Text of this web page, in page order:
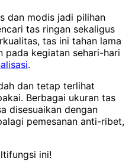
dan modis jadi pilihan
tas ringan sekaligus
tas ini tahan lama
pada kegiatan sehari-hari
.
dan tetap terlihat
Berbagai ukuran tas
disesuaikan dengan
pemesanan anti-ribet,
ini!